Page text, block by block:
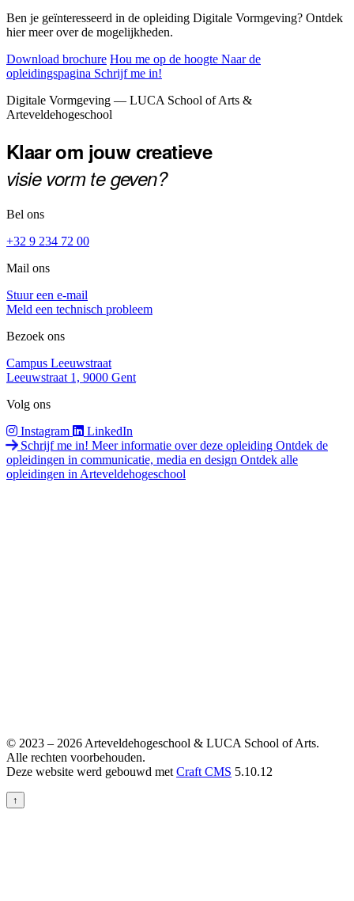
Ben je geïnteresseerd in de opleiding Digitale Vormgeving? Ontdek
hier meer over de mogelijkheden.
Download brochure Hou me op de hoogte Naar de
opleidingspagina Schrijf me in!
Footer
Digitale Vormgeving — LUCA School of Arts &
Arteveldehogeschool
Klaar om jouw creatieve
visie vorm te geven?
Bel ons
+32 9 234 72 00
Mail ons
Stuur een e-mail
Meld een technisch probleem
Bezoek ons
Campus Leeuwstraat
Leeuwstraat 1, 9000 Gent
Volg ons
Instagram
LinkedIn
Schrijf me in! Meer informatie over deze opleiding Ontdek de
opleidingen in communicatie, media en design Ontdek alle
opleidingen in Arteveldehogeschool
© 2023 – 2026 Arteveldehogeschool & LUCA School of Arts.
Alle rechten voorbehouden.
Deze website werd gebouwd met Craft CMS 5.10.12
↑